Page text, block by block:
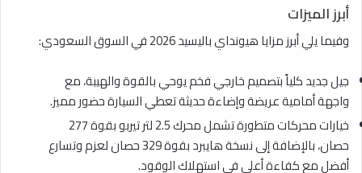
أبرز الميزات
وفيما يلي أبرز مزايا هيونداي باليسيد 2026 في السوق السعودي:
جيل جديد كلياً بتصميم خارجي فخم يوحي بالقوة والهيبة، مع
واجهة أمامية عريضة وإضاءة حديثة تعطي السيارة حضور مميز.
خيارات محركات متطورة تشمل محرك 2.5 لتر تيربو بقوة 277
حصان، بالإضافة إلى نسخة هايبرد بقوة 329 حصان لعزم وتسارع
أفضل مع كفاءة أعلى في استهلاك الوقود.